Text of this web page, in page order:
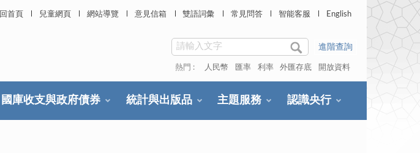
回首頁 兒童網頁 網站導覽 意見信箱 雙語詞彙 常見問答 智能客服 English
進階查詢
熱門 : 人民幣 匯率 利率 外匯存底 開放資料
國庫收支與政府債券 統計與出版品 主題服務 認識央行